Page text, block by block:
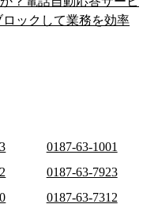
ックして業務を効率
0187-63-1001
0187-63-7923
0187-63-7312